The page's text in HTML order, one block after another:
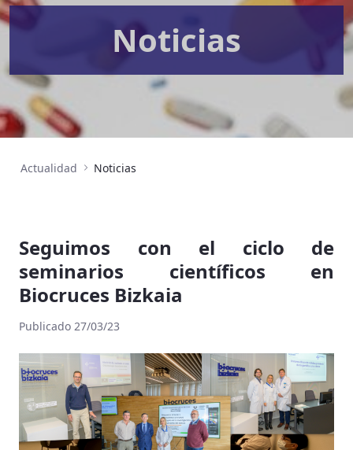
Noticias
Actualidad Noticias
Seguimos con el ciclo de
seminarios científicos en
Biocruces Bizkaia
Publicado 27/03/23